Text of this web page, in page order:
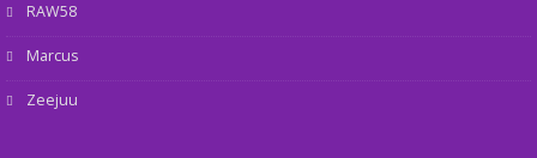
RAW58
Marcus
Zeejuu